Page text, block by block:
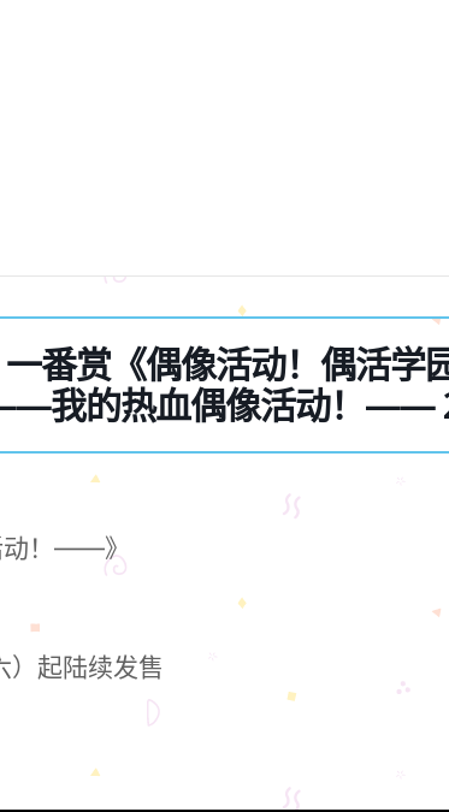
一番赏《偶像活动！偶活学
我的热血偶像活动！——
动！——》
起陆续发售